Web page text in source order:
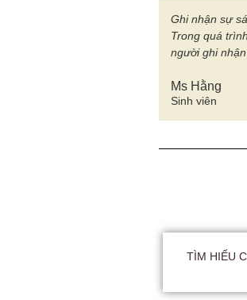
Ghi nhận sự
Trong quá
người ghi
Ms Hằng
Sinh viên
TÌM HIỂU